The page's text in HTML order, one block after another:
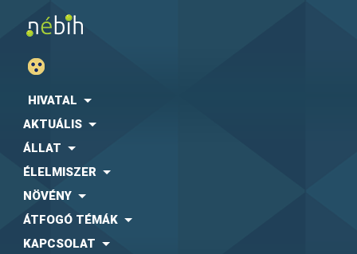
HIVATAL
AKTUÁLIS
ÁLLAT
ÉLELMISZER
NÖVÉNY
ÁTFOGÓ TÉMÁK
KAPCSOLAT